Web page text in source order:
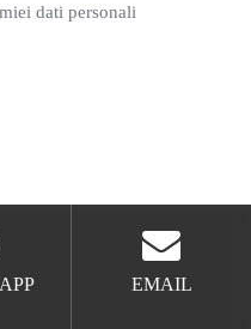
dati personali
Roma
EMAIL